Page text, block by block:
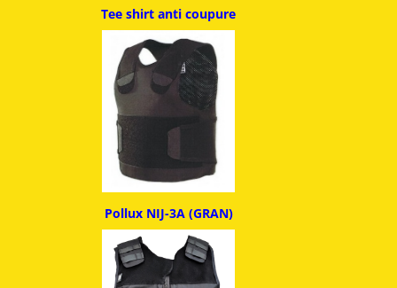
Tee shirt anti coupure
Pollux NIJ-3A (GRAN)